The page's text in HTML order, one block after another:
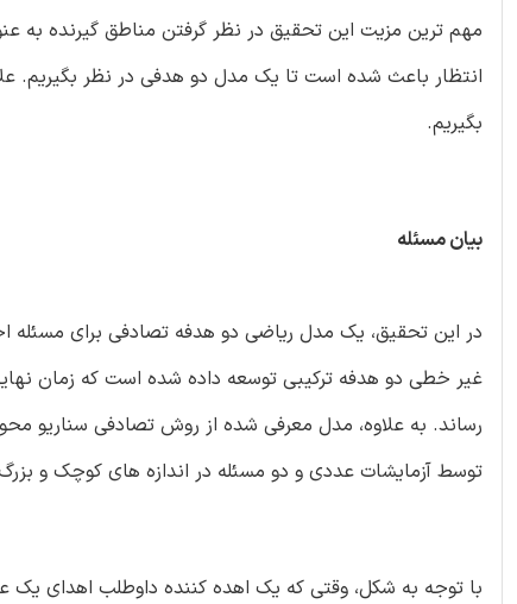
مهم ترین مزیت این تحقیق در نظر گرفتن مناطق گیرنده به
انتظار باعث شده است تا یک مدل دو هدفی در نظر بگیریم.
بگیریم.
بیان مسئله
در این تحقیق، یک مدل ریاضی دو هدفه تصادفی برای مسئله
غیر خطی دو هدفه ترکیبی توسعه داده شده است که زمان
توسط آزمایشات عددی و دو مسئله در اندازه های کوچک و